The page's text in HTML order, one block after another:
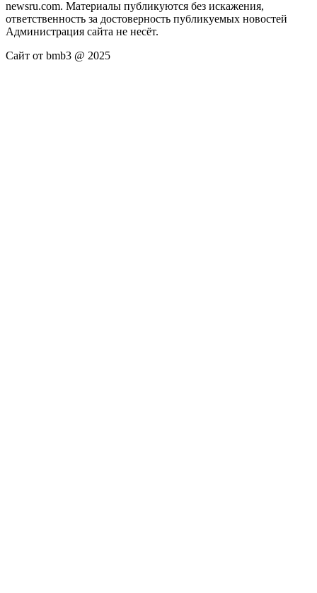
newsru.com. Материалы публикуются без искажения,
ответственность за достоверность публикуемых новостей
Администрация сайта не несёт.
Сайт от bmb3 @ 2025